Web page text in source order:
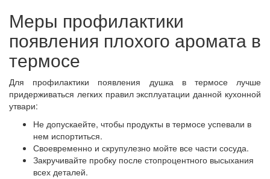
Меры профилактики
появления плохого аромата в
термосе
Для профилактики появления душка в термосе лучше
придерживаться легких правил эксплуатации данной кухонной
утвари:
Не допускаейте, чтобы продукты в термосе успевали в
нем испортиться.
Своевременно и скрупулезно мойте все части сосуда.
Закручивайте пробку после стопроцентного высыхания
всех деталей.